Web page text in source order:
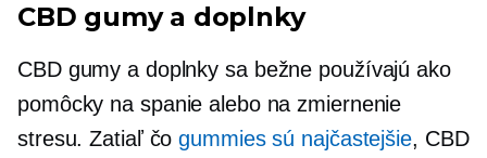
CBD gumy a doplnky
CBD gumy a doplnky sa bežne používajú ako
pomôcky na spanie alebo na zmiernenie
stresu. Zatiaľ čogummies sú najčastejšie, CBD